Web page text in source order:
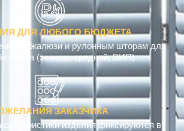
ДЛЯ ЛЮБОГО БЮДЖЕТА
по жалюзи и рулонным шторам для
(эконом, средний, ВИП)
ЗАКАЗЧИКА
изделия фиксируются в
100% получите то, что заказали.